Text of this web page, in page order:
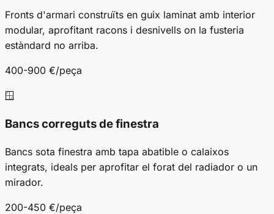
Fronts d'armari construïts en guix laminat amb interior
modular, aprofitant racons i desnivells on la fusteria
estàndard no arriba.
400-900 €/peça
🪟
Bancs correguts de finestra
Bancs sota finestra amb tapa abatible o calaixos
integrats, ideals per aprofitar el forat del radiador o un
mirador.
200-450 €/peça